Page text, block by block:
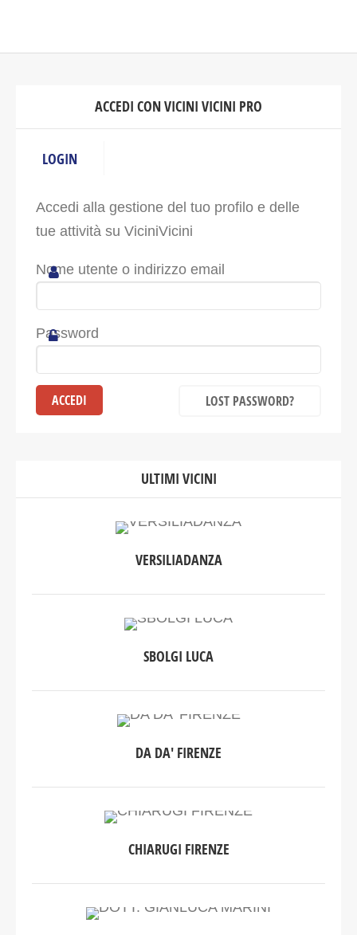
ACCEDI CON VICINI VICINI PRO
LOGIN
Accedi alla gestione del tuo profilo e delle
tue attività su ViciniVicini
Nome utente o indirizzo email
Password
LOST PASSWORD?
ULTIMI VICINI
VERSILIADANZA
SBOLGI LUCA
DA DA' FIRENZE
CHIARUGI FIRENZE